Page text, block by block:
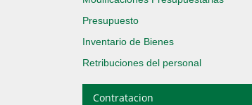
Presupuesto
Inventario de Bienes
Retribuciones del personal
Contratacion